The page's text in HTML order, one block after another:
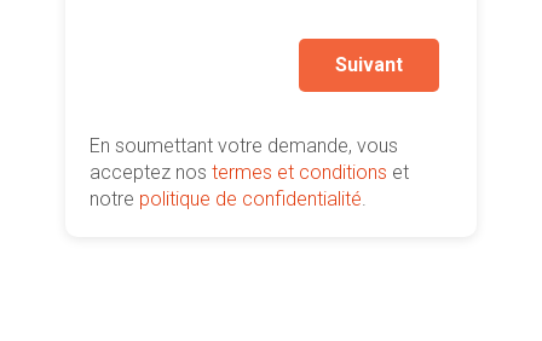
Suivant
En soumettant votre demande, vous
acceptez nostermes et conditions et
notre politique de confidentialité.